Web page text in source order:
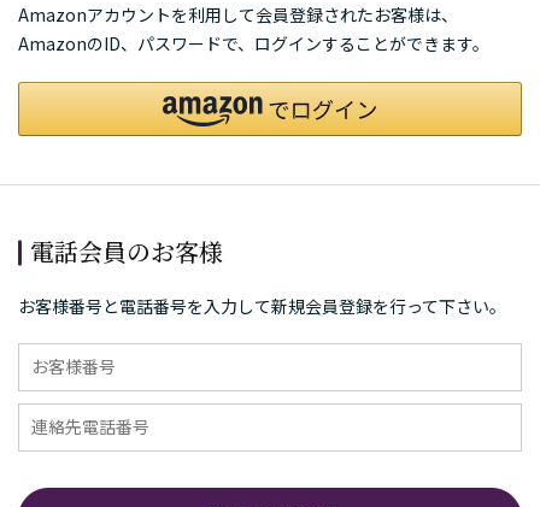
Amazonアカウントを利用して会員登録されたお客様は、
AmazonのID、パスワードで、ログインすることができます。
電話会員のお客様
お客様番号と電話番号を入力して新規会員登録を行って下さい。